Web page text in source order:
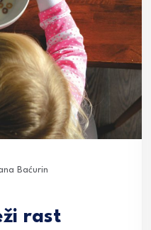
Baćurin
rast